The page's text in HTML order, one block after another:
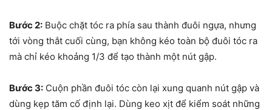
Bước 2: Buộc chặt tóc ra phía sau thành đuôi ngựa, nhưng
tới vòng thắt cuối cùng, bạn không kéo toàn bộ đuôi tóc ra
mà chỉ kéo khoảng 1/3 để tạo thành một nút gập.
Bước 3: Cuộn phần đuôi tóc còn lại xung quanh nút gập và
dùng kẹp tăm cố định lại. Dùng keo xịt để kiểm soát những